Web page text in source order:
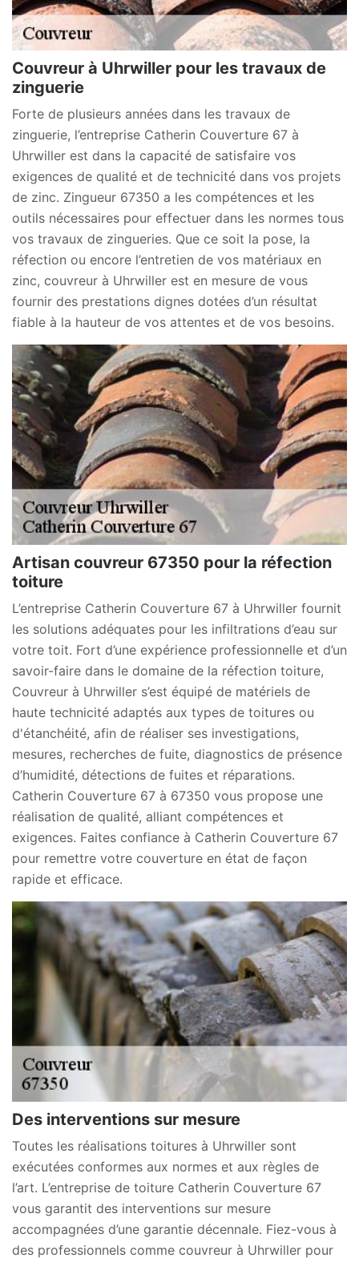
Couvreur à Uhrwiller pour les travaux de
zinguerie
Forte de plusieurs années dans les travaux de
zinguerie, l’entreprise Catherin Couverture 67 à
Uhrwiller est dans la capacité de satisfaire vos
exigences de qualité et de technicité dans vos projets
de zinc. Zingueur 67350 a les compétences et les
outils nécessaires pour effectuer dans les normes tous
vos travaux de zingueries. Que ce soit la pose, la
réfection ou encore l’entretien de vos matériaux en
zinc, couvreur à Uhrwiller est en mesure de vous
fournir des prestations dignes dotées d’un résultat
fiable à la hauteur de vos attentes et de vos besoins.
Artisan couvreur 67350 pour la réfection
toiture
L’entreprise Catherin Couverture 67 à Uhrwiller fournit
les solutions adéquates pour les infiltrations d’eau sur
votre toit. Fort d’une expérience professionnelle et d’un
savoir-faire dans le domaine de la réfection toiture,
Couvreur à Uhrwiller s’est équipé de matériels de
haute technicité adaptés aux types de toitures ou
d'étanchéité, afin de réaliser ses investigations,
mesures, recherches de fuite, diagnostics de présence
d’humidité, détections de fuites et réparations.
Catherin Couverture 67 à 67350 vous propose une
réalisation de qualité, alliant compétences et
exigences. Faites confiance à Catherin Couverture 67
pour remettre votre couverture en état de façon
rapide et efficace.
Des interventions sur mesure
Toutes les réalisations toitures à Uhrwiller sont
exécutées conformes aux normes et aux règles de
l’art. L’entreprise de toiture Catherin Couverture 67
vous garantit des interventions sur mesure
accompagnées d’une garantie décennale. Fiez-vous à
des professionnels comme couvreur à Uhrwiller pour